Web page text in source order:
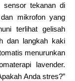
sensor tekanan di
mikrofon yang
terlihat gelisah
dan langkah kaki
menurunkan
lavender.
Anda stres?”